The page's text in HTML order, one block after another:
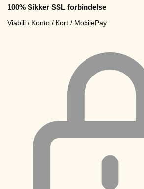
100% Sikker SSL forbindelse
Viabill / Konto / Kort / MobilePay